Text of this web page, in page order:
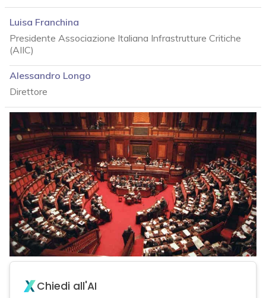
Luisa Franchina
Presidente Associazione Italiana Infrastrutture Critiche
(AIIC)
Alessandro Longo
Direttore
Chiedi all'AI